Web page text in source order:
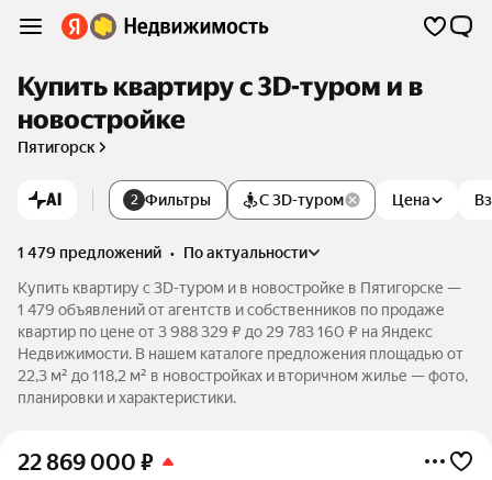
Купить квартиру c 3D-туром и в
новостройке
Пятигорск
AI 2 Фильтры Цена
С 3D-туром
1 479 предложений •
по актуальности
Купить квартиру c 3D-туром и в новостройке в Пятигорске —
1 479 объявлений от агентств и собственников по продаже
квартир по цене от 3 988 329 ₽ до 29 783 160 ₽ на Яндекс
Недвижимости. В нашем каталоге предложения площадью от
22,3 м² до 118,2 м² в новостройках и вторичном жилье — фото,
планировки и характеристики.
22 869 000 ₽